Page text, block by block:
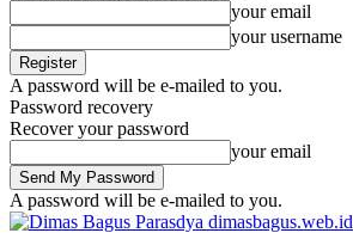
your email
your username
A password will be e-mailed to you.
Password recovery
Recover your password
your email
A password will be e-mailed to you.
dimasbagus.web.id